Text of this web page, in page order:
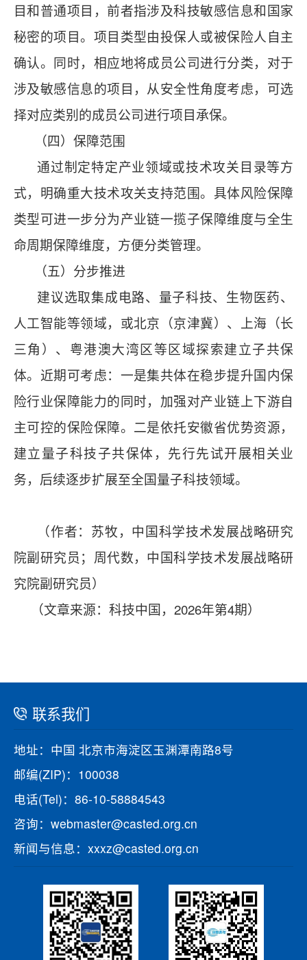
目和普通项目，前者指涉及科技敏感信息和国家
秘密的项目。项目类型由投保人或被保险人自主
确认。同时，相应地将成员公司进行分类，对于
涉及敏感信息的项目，从安全性角度考虑，可选
择对应类别的成员公司进行项目承保。
（四）保障范围
通过制定特定产业领域或技术攻关目录等方
式，明确重大技术攻关支持范围。具体风险保障
类型可进一步分为产业链一揽子保障维度与全生
命周期保障维度，方便分类管理。
（五）分步推进
建议选取集成电路、量子科技、生物医药、
人工智能等领域，或北京（京津冀）、上海（长
三角）、粤港澳大湾区等区域探索建立子共保
体。近期可考虑：一是集共体在稳步提升国内保
险行业保障能力的同时，加强对产业链上下游自
主可控的保险保障。二是依托安徽省优势资源，
建立量子科技子共保体，先行先试开展相关业
务，后续逐步扩展至全国量子科技领域。
（作者：苏牧，中国科学技术发展战略研究
院副研究员；周代数，中国科学技术发展战略研
究院副研究员）
（文章来源：科技中国，2026年第4期）
联系我们
地址：中国 北京市海淀区玉渊潭南路8号
邮编(ZIP)：100038
电话(Tel)：86-10-58884543
咨询：webmaster@casted.org.cn
新闻与信息：xxxz@casted.org.cn